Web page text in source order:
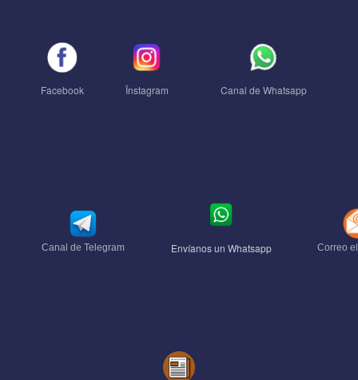
Facebook Ïnstagram Canal de Whatsapp
Canal de Telegram Envíanos un Whatsapp Correo